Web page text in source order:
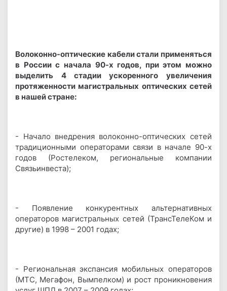
Волоконно-оптические кабели стали применяться
в России с начала 90-х годов, при этом можно
выделить 4 стадии ускоренного увеличения
протяженности магистральных оптических сетей
в нашей стране:
- Начало внедрения волоконно-оптических сетей
традиционными операторами связи в начале 90-х
годов (Ростелеком, региональные компании
Связьинвеста);
- Появление конкурентных альтернативных
операторов магистральных сетей (ТрансТелеКом и
другие) в 1998 – 2001 годах;
- Региональная экспансия мобильных операторов
(МТС, Мегафон, Вымпелком) и рост проникновения